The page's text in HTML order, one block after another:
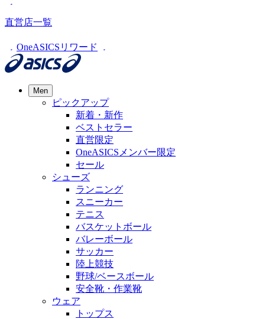
直営店一覧
OneASICSリワード
Men
ピックアップ
新着・新作
ベストセラー
直営限定
OneASICSメンバー限定
セール
シューズ
ランニング
スニーカー
テニス
バスケットボール
バレーボール
サッカー
陸上競技
野球/ベースボール
安全靴・作業靴
ウェア
トップス